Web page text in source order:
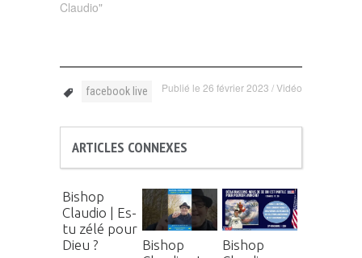
Claudio"
Publié le 26 février 2023 /Vidéo
facebook live
ARTICLES CONNEXES
Bishop
Claudio | Es-
tu zélé pour
Dieu ?
Bishop
Bishop